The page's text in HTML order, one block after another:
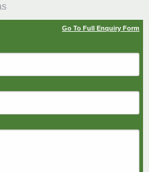
Go To Full Enquiry Form